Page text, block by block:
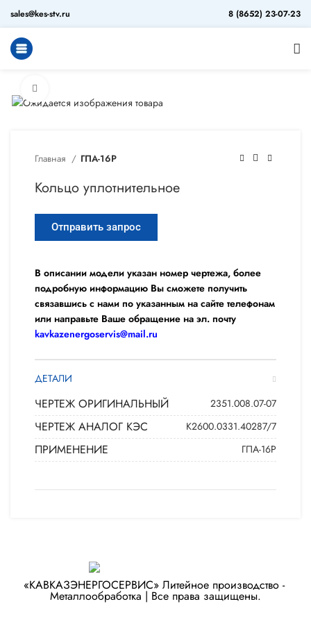
sales@kes-stv.ru 8 (8652) 23-07-23
Главная ГПА-16Р
Кольцо уплотнительное
Отправить запрос
В описании модели указан номер чертежа, более
подробную информацию Вы сможете получить
связавшись с нами по указанным на сайте телефонам
или направьте Ваше обращение на эл. почту
kavkazenergoservis@mail.ru
ДЕТАЛИ
ЧЕРТЕЖ ОРИГИНАЛЬНЫЙ 2351.008.07-07
ЧЕРТЕЖ АНАЛОГ КЭС К2600.0331.40287/7
ПРИМЕНЕНИЕ ГПА-16Р
«КАВКАЗЭНЕРГОСЕРВИС» ​Литейное производство - ​
Металлообработка | Все права защищены.